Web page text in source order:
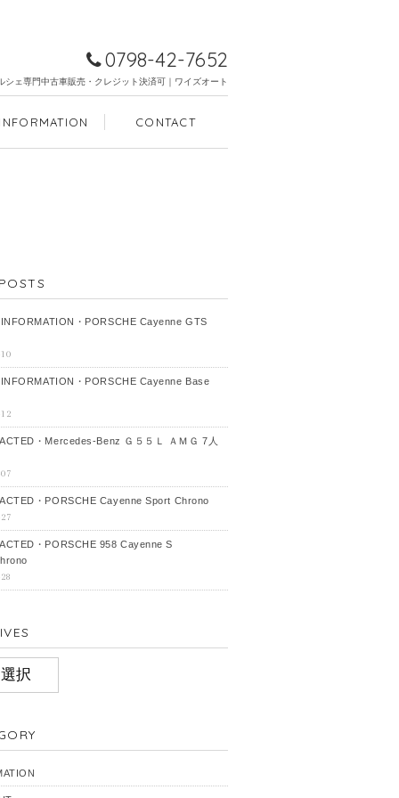
0798-42-7652
シェ専門中古車販売・クレジット決済可｜ワイズオート
INFORMATION CONTACT
・PORSCHE Cayenne GTS
・PORSCHE Cayenne Base
・Mercedes‐Benz Ｇ５５Ｌ ＡＭＧ 7人
・PORSCHE Cayenne Sport Chrono
・PORSCHE 958 Cayenne S